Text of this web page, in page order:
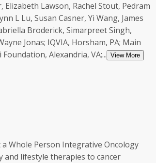
Lawson, Rachel Stout, Pedram
L Lu, Susan Casner, Yi Wang, James
Broderick, Simarpreet Singh,
Jonas; IQVIA, Horsham, PA; Main
Alexandria, VA;... View More
Whole Person Integrative Oncology
and lifestyle therapies to cancer